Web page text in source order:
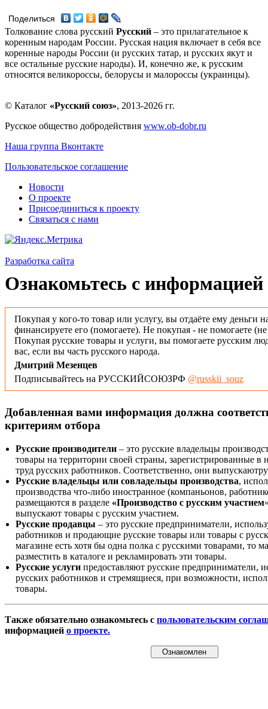
Поделиться
Толкование слова русский Русский – это прилагательное к
коренным народам России. Русская нация включает в себя все
коренные народы России (и русских татар, и русских якут и
все остальные русские народы). И, конечно же, к русским
относятся великороссы, белорусы и малороссы (украинцы).
© Каталог «Русский союз», 2013-2026 гг.
Русское общество добродействия www.ob-dobr.ru
Наша группа Вконтакте
Пользовательское соглашение
Новости
О проекте
Присоединиться к проекту
Связаться с нами
Разработка сайта
Ознакомьтесь с информацией
Покупая у кого-то товар или услугу, вы отдаёте ему деньги
финансируете его (помогаете). Не покупая - не помогаете
Покупая русские товары и услуги, вы помогаете русским
вас, если вы часть русского народа.
Дмитрий Мезенцев
Подписывайтесь на РУССКИЙСОЮЗРФ @russkii_souz
Добавленная вами информация должна
критериям отбора
Русские производители – это русские владельцы
товары на территории своей страны, зарегистрированные
труд русских работников. Соответственно, они
Русские владельцы или совладельцы производства,
производства что-либо иностранное (компаньонов,
размещаются в разделе «Производство с русским участием
выпускают товары с русским участием.
Русские продавцы – это русские предприниматели,
работников и продающие русские товары или товары с
магазине есть хотя бы одна полка с русскими товарами, то
разместить в каталоге и рекламировать эти товары.
Русские услуги предоставляют русские предприниматели,
русских работников и стремящиеся, при возможности,
товары.
Также обязательно ознакомьтесь с пользовательским
информацией о проекте.
Ознакомлен